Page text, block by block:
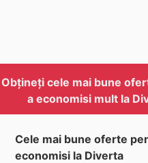
Obțineți cele mai bune
a economisi mult la
Cele mai bune oferte
economisi la Diverta